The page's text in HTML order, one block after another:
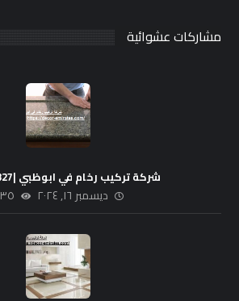
مشاركات عشوائية
شركة تركيب رخام في ابوظبي |0521606327
ديسمبر ١٦, ٢٠٢٤ ٣٥